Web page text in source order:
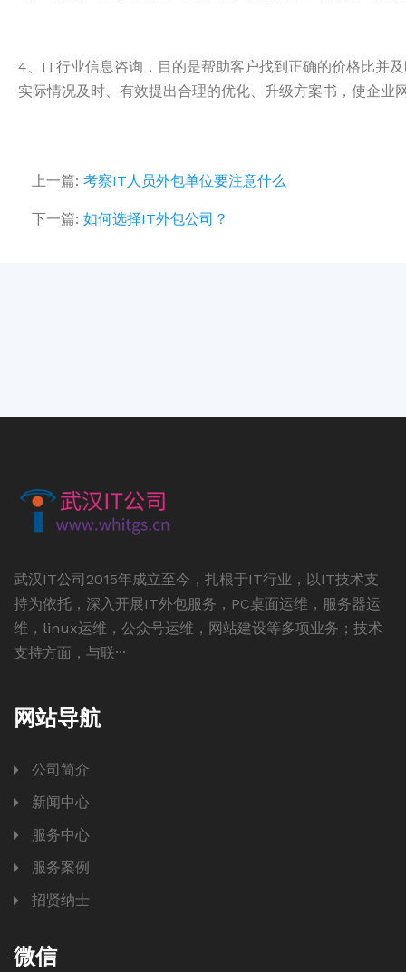
4、IT行业信息咨询，目的是帮助客户找到正确的价格比并
实际情况及时、有效提出合理的优化、升级方案书，使企业
上一篇: 考察IT人员外包单位要注意什么
下一篇: 如何选择IT外包公司？
武汉IT公司2015年成立至今，扎根于IT行业，以IT技术支
持为依托，深入开展IT外包服务，PC桌面运维，服务器运
维，linux运维，公众号运维，网站建设等多项业务；技术
支持方面，与联···
网站导航
公司简介
新闻中心
服务中心
服务案例
招贤纳士
微信